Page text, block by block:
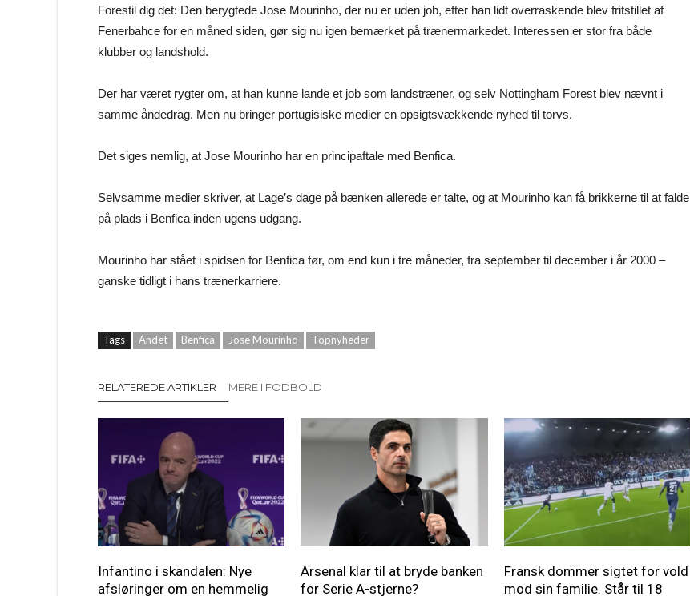
Forestil dig det: Den berygtede Jose Mourinho, der nu er uden job, efter han lidt overraskende blev fritstillet af
Fenerbahce for en måned siden, gør sig nu igen bemærket på trænermarkedet. Interessen er stor fra både
klubber og landshold.
Der har været rygter om, at han kunne lande et job som landstræner, og selv Nottingham Forest blev nævnt i
samme åndedrag. Men nu bringer portugisiske medier en opsigtsvækkende nyhed til torvs.
Det siges nemlig, at Jose Mourinho har en principaftale med Benfica.
Selvsamme medier skriver, at Lage’s dage på bænken allerede er talte, og at Mourinho kan få brikkerne til at falde
på plads i Benfica inden ugens udgang.
Mourinho har stået i spidsen for Benfica før, om end kun i tre måneder, fra september til december i år 2000 –
ganske tidligt i hans trænerkarriere.
Tags Andet Benfica Jose Mourinho Topnyheder
RELATEREDE ARTIKLER MERE I FODBOLD
Infantino i skandalen: Nye
afsløringer om en hemmelig
Arsenal klar til at bryde banken
for Serie A-stjerne?
Fransk dommer sigtet for vold
mod sin familie. Står til 18